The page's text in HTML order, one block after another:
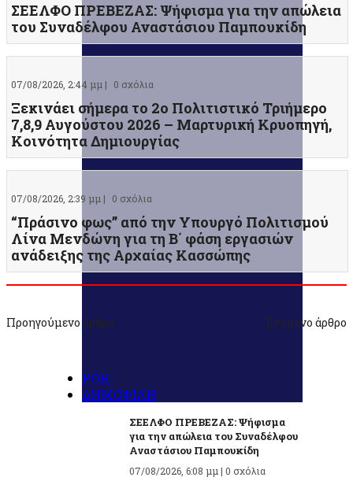
ΣΕΕΛΦΟ ΠΡΕΒΕΖΑΣ: Ψήφισμα για την απώλεια
του Συναδέλφου Αναστάσιου Παμπουκίδη
07/08/2026, 2:44 μμ | 0 σχόλια
Ξεκινάει σήμερα το 2ο Πολιτιστικό Τριήμερο
7,8,9 Αυγούστου 2026 – Μαρτυρική Κρυοπηγή,
Κοινότητα Δημιουργίας
07/08/2026, 2:39 μμ | 0 σχόλια
“Πράσινο φως” από την Υπουργό Πολιτισμού
Λίνα Μενδώνη για τη Β΄ φάση εργασιών
ανάδειξης της Αρχαίας Κασσώπης
Προηγούμενο άρθρο Επόμενο άρθρο
ΡΟΗ
ΔΗΜΟΦΙΛΗ
ΣΕΕΛΦΟ ΠΡΕΒΕΖΑΣ: Ψήφισμα
για την απώλεια του Συναδέλφου
Αναστάσιου Παμπουκίδη
07/08/2026, 6:08 μμ | 0 σχόλια